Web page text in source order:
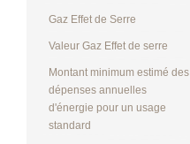
Gaz Effet de Serre
Valeur Gaz Effet de serre
Montant minimum estimé des
dépenses annuelles
d'énergie pour un usage
standard